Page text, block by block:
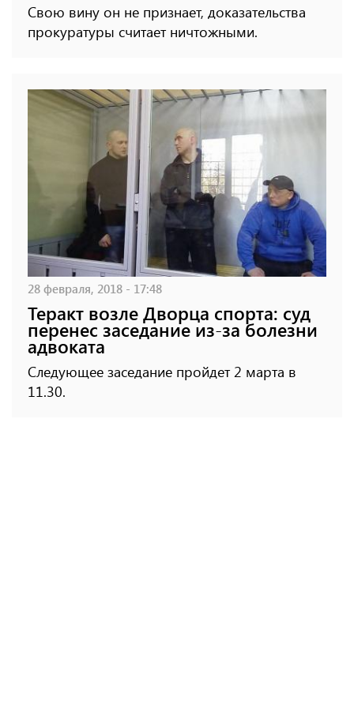
Свою вину он не признает, доказательства
прокуратуры считает ничтожными.
28 февраля, 2018 - 17:48
Теракт возле Дворца спорта: суд
перенес заседание из-за болезни
адвоката
Следующее заседание пройдет 2 марта в
11.30.